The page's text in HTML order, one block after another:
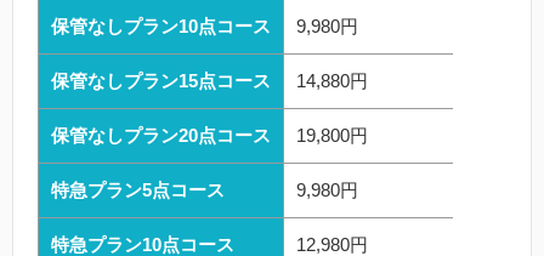
保管なしプラン10点コース 9,980円
保管なしプラン15点コース 14,880円
保管なしプラン20点コース 19,800円
特急プラン5点コース 9,980円
特急プラン10点コース 12,980円